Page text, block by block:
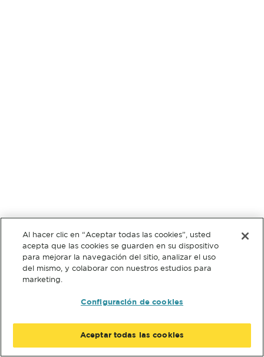
Al hacer clic en “Aceptar todas las cookies”, usted
acepta que las cookies se guarden en su dispositivo
para mejorar la navegación del sitio, analizar el uso
del mismo, y colaborar con nuestros estudios para
marketing.
Configuración de cookies
Aceptar todas las cookies